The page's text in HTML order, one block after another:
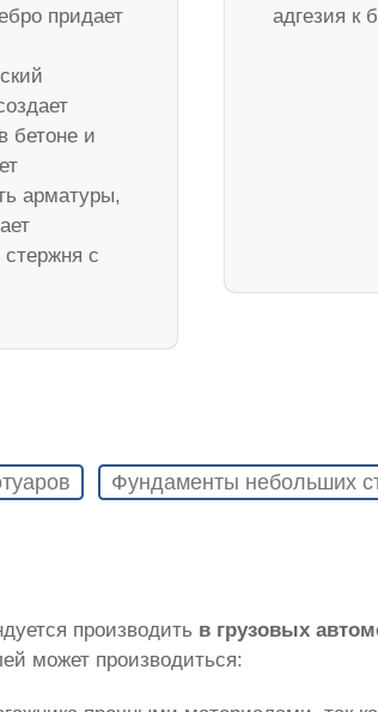
придает
бетоне и
арматуры,
с
адгезия к
Фундаменты небольших
производить в грузовых
может производиться: